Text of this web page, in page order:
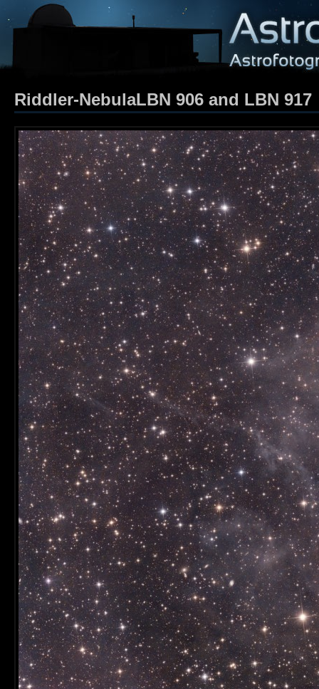
Riddler-NebulaLBN 906 and LBN 917